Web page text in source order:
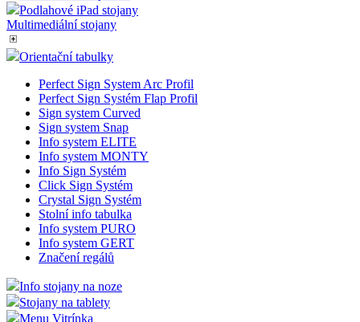
Podlahové iPad stojany
Multimediální stojany
Orientační tabulky
Perfect Sign System Arc Profil
Perfect Sign Systém Flap Profil
Sign system Curved
Sign system Snap
Info system ELITE
Info system MONTY
Info Sign Systém
Click Sign Systém
Crystal Sign Systém
Stolní info tabulka
Info system PURO
Info system GERT
Značení regálů
Info stojany na noze
Stojany na tablety
Menu Vitrínka